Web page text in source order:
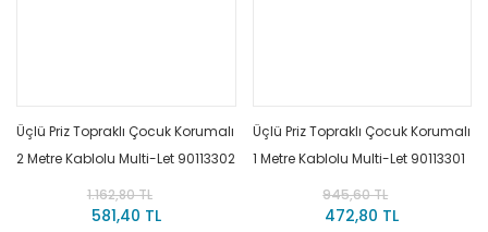
Üçlü Priz Topraklı Çocuk Korumalı
2 Metre Kablolu Multi-Let 90113302
1.162,80 TL
581,40 TL
Üçlü Priz Topraklı Çocuk Korumalı
1 Metre Kablolu Multi-Let 90113301
945,60 TL
472,80 TL